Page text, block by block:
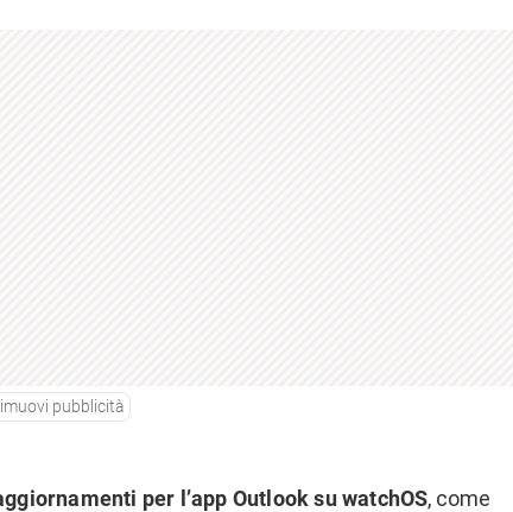
pubblicità
per l’app Outlook su watchOS, come